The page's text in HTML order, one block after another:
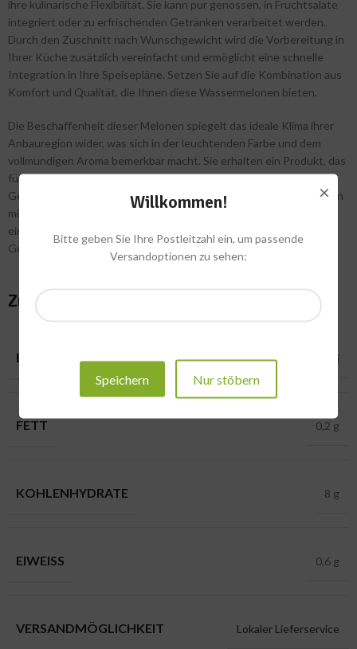
ihre kulinarische Flexibilität. Sie kann pur genossen, in Fruchtsalate
integriert oder zu erfrischenden Getränken verarbeitet werden.
Durch den Zuschnitt nach Wunschgewicht wird die Vorbereitung in
Ihrer Küche zusätzlich vereinfacht und ermöglicht eine schnelle
Integration in Ihre Speisepläne. Setzen Sie auf die Kombination aus
Komfort und Qualität, die Ihnen diese Wassermelonen bieten.
Die Beschaffenheit dieser Melonen spiegelt das ideale Klima ihrer
Anbauregion wider, was sich in der leuchtenden Farbe und dem
vollmundigen Aroma bemerkbar macht. Sie erhalten ein Produkt, das
für seine zuverlässige Qualität und seinen herausragenden
Geschmack steht. Mit dem Fokus auf Ihren Bedarf, bieten wir Ihnen
mit den nach Wunschgewicht zugeschnittenen Wassermelonen
eine durchdachte und kundenorientierte Lösung für den täglichen
Genuss.
Zusätzliche Informationen
BRENNWERT 39 kcal – 163 kj
FETT 0,2 g
KOHLENHYDRATE 8 g
EIWEISS 0,6 g
VERSANDMÖGLICHKEIT Lokaler Lieferservice
×
Willkommen!
Bitte geben Sie Ihre Postleitzahl ein, um passende
Versandoptionen zu sehen:
Speichern Nur stöbern